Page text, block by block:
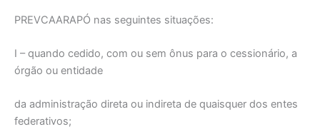
PREVCAARAPÓ nas seguintes situações:
I – quando cedido, com ou sem ônus para o cessionário, a
órgão ou entidade
da administração direta ou indireta de quaisquer dos entes
federativos;